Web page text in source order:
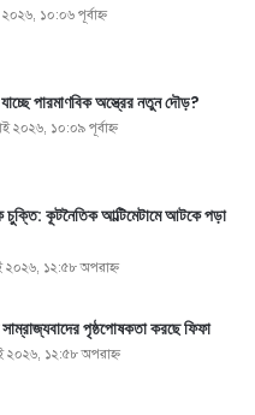
১০:০৬ পূর্বাহ্ণ
পারমাণবিক অস্ত্রের নতুন দৌড়?
২০২৬, ১০:০৯ পূর্বাহ্ণ
চুক্তি: কূটনৈতিক আল্টিমেটামে আটকে পড়া
২০২৬, ১২:৫৮ অপরাহ্ণ
সাম্রাজ্যবাদের পৃষ্ঠপোষকতা করছে ফিফা
২০২৬, ১২:৫৮ অপরাহ্ণ